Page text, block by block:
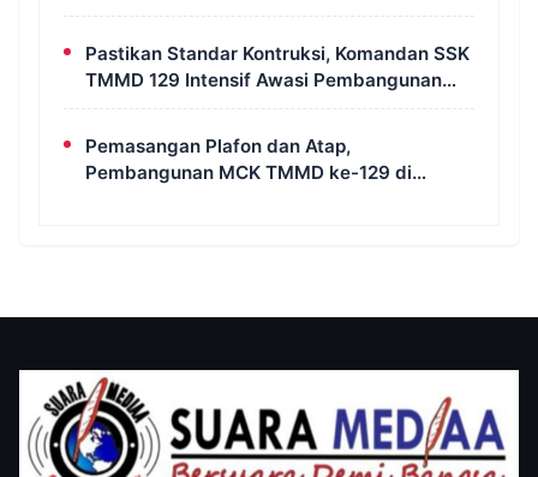
Selatan
Pastikan Standar Kontruksi, Komandan SSK
TMMD 129 Intensif Awasi Pembangunan
MCK di Wanam
Pemasangan Plafon dan Atap,
Pembangunan MCK TMMD ke-129 di